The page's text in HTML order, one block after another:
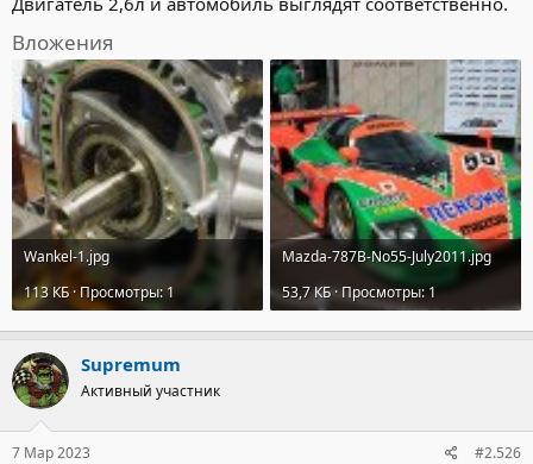
Вложения
Wankel-1.jpg
113 КБ · Просмотры: 1
Mazda-787B-No55-July2011.jpg
53,7 КБ · Просмотры: 1
Supremum
Активный участник
7 Мар 2023 #2.526